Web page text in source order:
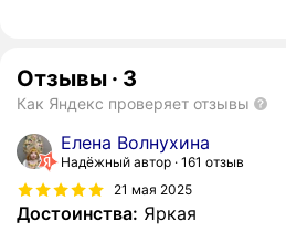
Отзывы · 3
Как Яндекс проверяет отзывы
Елена Волнухина
Надёжный автор 161 отзыв
21 мая 2025
Достоинства: Яркая